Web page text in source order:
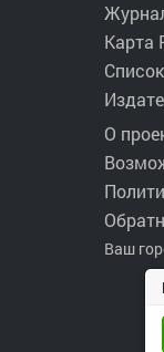
Карта
О
Ваш